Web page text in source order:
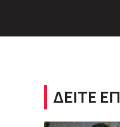
ΔΕΙΤΕ